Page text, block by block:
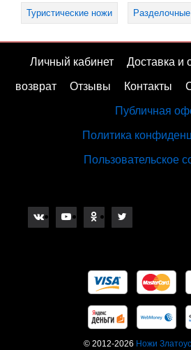
Туристические ножи
Личный кабинет Доставка и
возврат Отзывы Контакты
Публичная
Политика
Пользовательское
© 2012-2026 Ножи